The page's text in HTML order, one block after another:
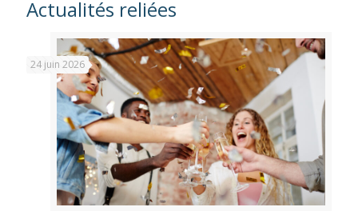
Actualités reliées
24 juin 2026